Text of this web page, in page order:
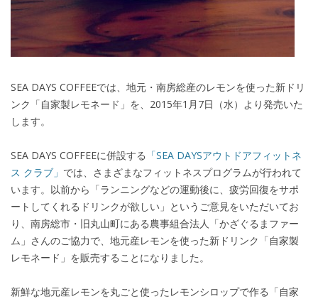
SEA DAYS COFFEEでは、地元・南房総産のレモンを使った新ドリ
ンク「自家製レモネード」を、2015年1月7日（水）より発売いた
します。
SEA DAYS COFFEEに併設する 「SEA DAYSアウトドアフィットネ
ス クラブ」 では、さまざまなフィットネスプログラムが行われて
います。以前から「ランニングなどの運動後に、疲労回復をサポ
ートしてくれるドリンクが欲しい」というご意見をいただいてお
り、南房総市・旧丸山町にある農事組合法人「かざぐるまファー
ム」さんのご協力で、地元産レモンを使った新ドリンク「自家製
レモネード」を販売することになりました。
新鮮な地元産レモンを丸ごと使ったレモンシロップで作る「自家